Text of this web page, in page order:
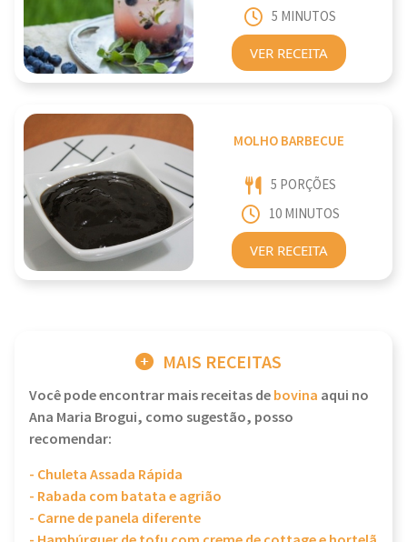
5 MINUTOS
VER RECEITA
MOLHO BARBECUE
5 PORÇÕES
10 MINUTOS
VER RECEITA
MAIS RECEITAS
Você pode encontrar mais receitas debovina aqui no
Ana Maria Brogui, como sugestão, posso
recomendar:
- Chuleta Assada Rápida
- Rabada com batata e agrião
- Carne de panela diferente